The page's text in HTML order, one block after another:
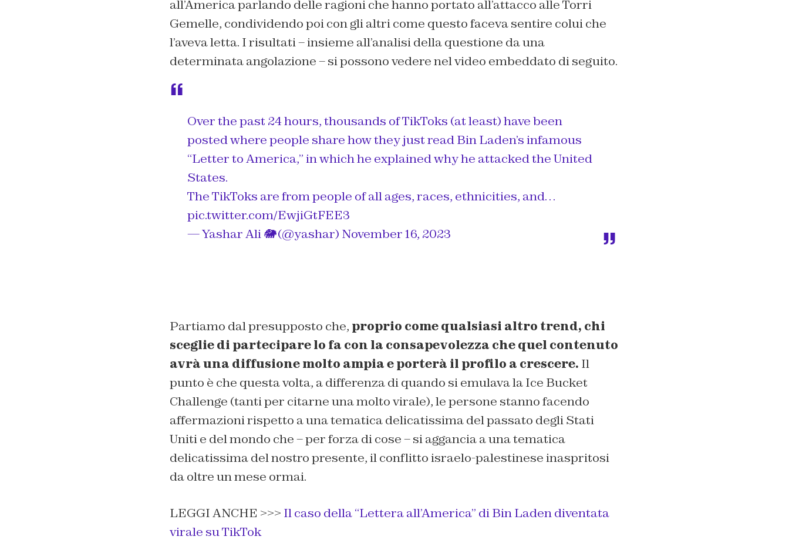
all’America parlando delle ragioni che hanno portato all’attacco alle Torri
Gemelle, condividendo poi con gli altri come questo faceva sentire colui che
l’aveva letta. I risultati – insieme all’analisi della questione da una
determinata angolazione – si possono vedere nel video embeddato di seguito.
Over the past 24 hours, thousands of TikToks (at least) have been
posted where people share how they just read Bin Laden’s infamous
“Letter to America,” in which he explained why he attacked the United
States.
The TikToks are from people of all ages, races, ethnicities, and…
pic.twitter.com/EwjiGtFEE3
— Yashar Ali 🐘 (@yashar) November 16, 2023
Partiamo dal presupposto che, proprio come qualsiasi altro trend, chi
sceglie di partecipare lo fa con la consapevolezza che quel contenuto
avrà una diffusione molto ampia e porterà il profilo a crescere. Il
punto è che questa volta, a differenza di quando si emulava la Ice Bucket
Challenge (tanti per citarne una molto virale), le persone stanno facendo
affermazioni rispetto a una tematica delicatissima del passato degli Stati
Uniti e del mondo che – per forza di cose – si aggancia a una tematica
delicatissima del nostro presente, il conflitto israelo-palestinese inaspritosi
da oltre un mese ormai.
LEGGI ANCHE >>> Il caso della “Lettera all’America” di Bin Laden diventata
virale su TikTok